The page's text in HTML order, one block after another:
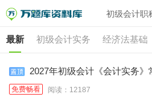
初级会计职
最新 初级会计实务 经济法基础
2027年初级会计《会计实务》
免费畅看 阅读：12187